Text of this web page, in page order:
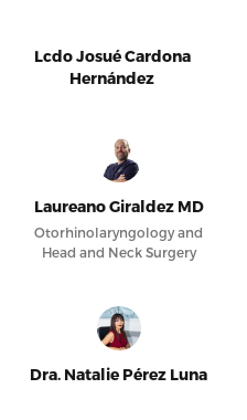
Lcdo Josué Cardona
Hernández
Laureano Giraldez MD
Otorhinolaryngology and
Head and Neck Surgery
Dra. Natalie Pérez Luna